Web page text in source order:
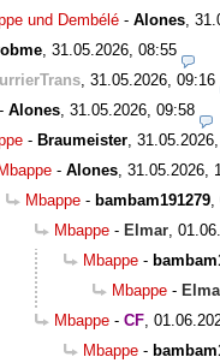
und Dembélé - Alones
31.05.2026, 08:55
31.05.2026, 09:16
- Alones 31.05.2026, 09:58
- Braumeister
- Alones 31.05.2026,
Mbappe - bambam191279
Mbappe - Elmar
Mbappe -
Mbappe -
Mbappe - CF
Mbappe -